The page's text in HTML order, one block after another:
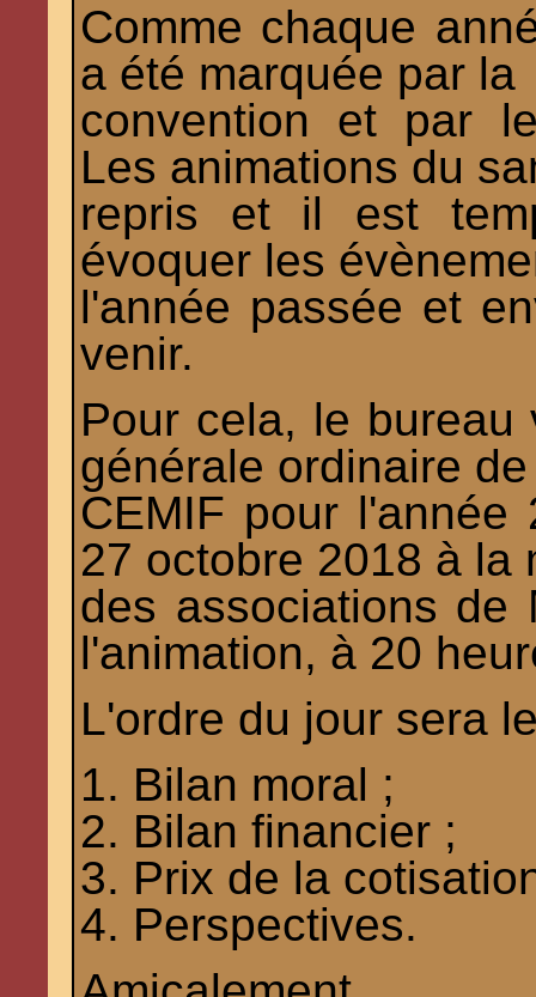
Comme chaque
a été marquée par la
convention et par
Les animations du
repris et il est
évoquer les
l'année passée et
venir.
Pour cela, le
générale ordinaire
CEMIF pour
27 octobre 2018 à la
des associations de
l'animation, à 20
L'ordre du jour sera
1. Bilan moral ;
2. Bilan financier ;
3. Prix de la
4. Perspectives.